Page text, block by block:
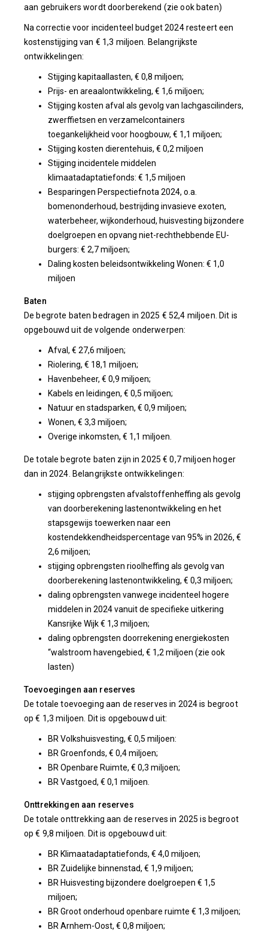
aan gebruikers wordt doorberekend (zie ook baten)
Na correctie voor incidenteel budget 2024 resteert een
kostenstijging van € 1,3 miljoen. Belangrijkste
ontwikkelingen:
Stijging kapitaallasten, € 0,8 miljoen;
Prijs- en areaalontwikkeling, € 1,6 miljoen;
Stijging kosten afval als gevolg van lachgascilinders,
zwerffietsen en verzamelcontainers
toegankelijkheid voor hoogbouw, € 1,1 miljoen;
Stijging kosten dierentehuis, € 0,2 miljoen
Stijging incidentele middelen
klimaatadaptatiefonds: € 1,5 miljoen
Besparingen Perspectiefnota 2024, o.a.
bomenonderhoud, bestrijding invasieve exoten,
waterbeheer, wijkonderhoud, huisvesting bijzondere
doelgroepen en opvang niet-rechthebbende EU-
burgers: € 2,7 miljoen;
Daling kosten beleidsontwikkeling Wonen: € 1,0
miljoen
Baten
De begrote baten bedragen in 2025 € 52,4 miljoen. Dit is
opgebouwd uit de volgende onderwerpen:
Afval, € 27,6 miljoen;
Riolering, € 18,1 miljoen;
Havenbeheer, € 0,9 miljoen;
Kabels en leidingen, € 0,5 miljoen;
Natuur en stadsparken, € 0,9 miljoen;
Wonen, € 3,3 miljoen;
Overige inkomsten, € 1,1 miljoen.
De totale begrote baten zijn in 2025 € 0,7 miljoen hoger
dan in 2024. Belangrijkste ontwikkelingen:
stijging opbrengsten afvalstoffenheffing als gevolg
van doorberekening lastenontwikkeling en het
stapsgewijs toewerken naar een
kostendekkendheidspercentage van 95% in 2026, €
2,6 miljoen;
stijging opbrengsten rioolheffing als gevolg van
doorberekening lastenontwikkeling, € 0,3 miljoen;
daling opbrengsten vanwege incidenteel hogere
middelen in 2024 vanuit de specifieke uitkering
Kansrijke Wijk € 1,3 miljoen;
daling opbrengsten doorrekening energiekosten
“walstroom havengebied, € 1,2 miljoen (zie ook
lasten)
Toevoegingen aan reserves
De totale toevoeging aan de reserves in 2024 is begroot
op € 1,3 miljoen. Dit is opgebouwd uit:
BR Volkshuisvesting, € 0,5 miljoen:
BR Groenfonds, € 0,4 miljoen;
BR Openbare Ruimte, € 0,3 miljoen;
BR Vastgoed, € 0,1 miljoen.
Onttrekkingen aan reserves
De totale onttrekking aan de reserves in 2025 is begroot
op € 9,8 miljoen. Dit is opgebouwd uit:
BR Klimaatadaptatiefonds, € 4,0 miljoen;
BR Zuidelijke binnenstad, € 1,9 miljoen;
BR Huisvesting bijzondere doelgroepen € 1,5
miljoen;
BR Groot onderhoud openbare ruimte € 1,3 miljoen;
BR Arnhem-Oost, € 0,8 miljoen;